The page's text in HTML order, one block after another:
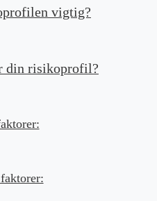
vigtig?
din risikoprofil?